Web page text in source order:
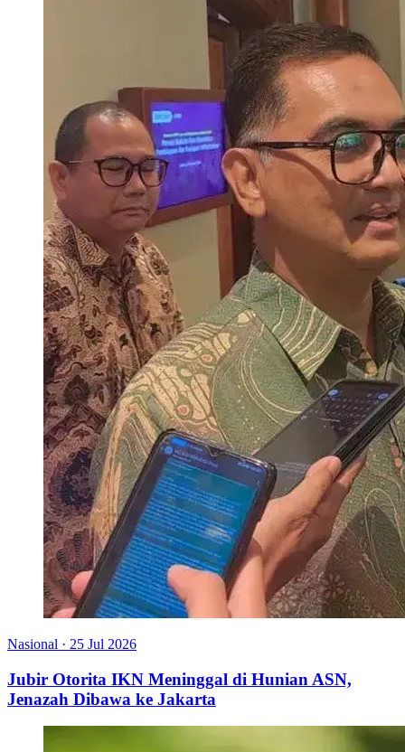
Nasional · 25 Jul 2026
Jubir Otorita IKN Meninggal di Hunian ASN,
Jenazah Dibawa ke Jakarta